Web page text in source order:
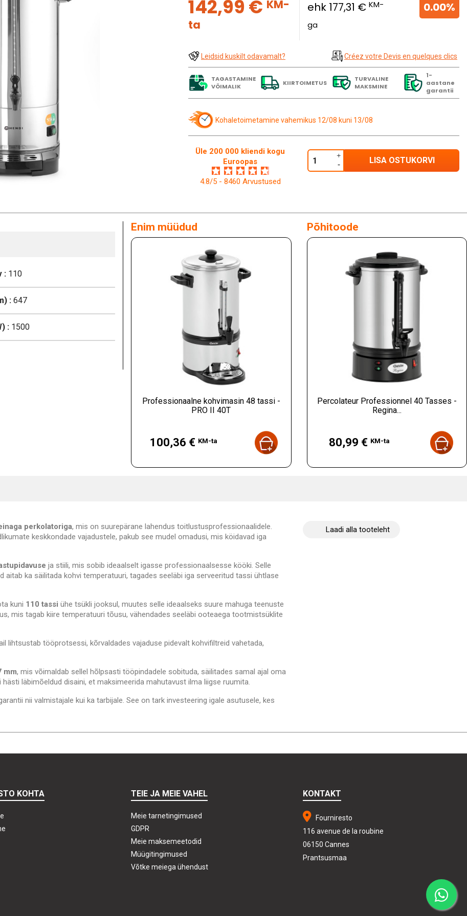
142,99 € KM-
ta
ehk 177,31 €KM-
ga
0.00%
Leidsid kuskilt odavamalt? Créez votre Devis en quelques clics
TAGASTAMINE
VÕIMALIK
KIIRTOIMETUS
TURVALINE
MAKSMINE
1-
aastane
garantii
Kohaletoimetamine vahemikus 12/08 kuni 13/08
Üle 200 000 kliendi kogu
Euroopas
4.8/5 - 8460 Arvustused
LISA OSTUKORVI
:110
:647
:1500
Enim müüdud
Professionaalne kohvimasin 48 tassi -
PRO II 40T
100,36 € KM-ta
Põhitoode
Percolateur Professionnel 40 Tasses -
Regina...
80,99 € KM-ta
perkolatoriga, mis on suurepärane lahendus toitlustusprofessionaalidele.
keskkondade vajadustele, pakub see mudel omadusi, mis köidavad iga
ja stiili, mis sobib ideaalselt igasse professionaalsesse kööki. Selle
ka säilitada kohvi temperatuuri, tagades seeläbi iga serveeritud tassi ühtlase
kuni 110 tassi ühe tsükli jooksul, muutes selle ideaalseks suure mahuga teenuste
mis tagab kiire temperatuuri tõusu, vähendades seeläbi ooteaega tootmistsüklite
lihtsustab tööprotsessi, kõrvaldades vajaduse pidevalt kohvifiltreid vahetada,
mm, mis võimaldab sellel hõlpsasti tööpindadele sobituda, säilitades samal ajal oma
läbimõeldud disaini, et maksimeerida mahutavust ilma liigse ruumita.
nii valmistajale kui ka tarbijale. See on tark investeering igale asutusele, kes
Laadi alla tooteleht
KOHTA TEIE JA MEIE VAHEL
Meie tarnetingimused
GDPR
Meie maksemeetodid
Müügitingimused
Võtke meiega ühendust
KONTAKT
Fourniresto
116 avenue de la roubine
06150 Cannes
Prantsusmaa